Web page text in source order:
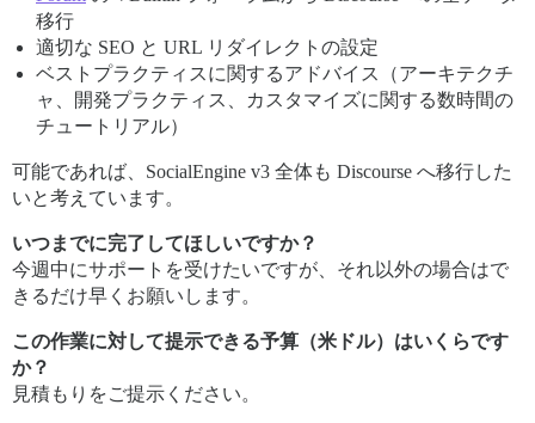
移行
適切な SEO と URL リダイレクトの設定
ベストプラクティスに関するアドバイス（アーキテクチ
ャ、開発プラクティス、カスタマイズに関する数時間の
チュートリアル）
可能であれば、SocialEngine v3 全体も Discourse へ移行した
いと考えています。
いつまでに完了してほしいですか？
今週中にサポートを受けたいですが、それ以外の場合はで
きるだけ早くお願いします。
この作業に対して提示できる予算（米ドル）はいくらです
か？
見積もりをご提示ください。